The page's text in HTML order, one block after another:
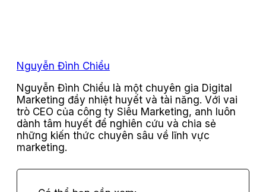
Nguyễn Đình Chiểu
Nguyễn Đình Chiểu là một chuyên gia Digital
Marketing đầy nhiệt huyết và tài năng. Với vai
trò CEO của công ty Siêu Marketing, anh luôn
dành tâm huyết để nghiên cứu và chia sẻ
những kiến thức chuyên sâu về lĩnh vực
marketing.